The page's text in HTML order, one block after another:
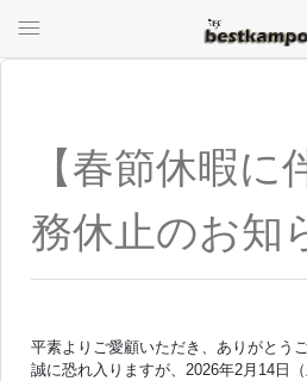
【春節休暇に
務休止のお知
平素よりご愛顧いただき、ありがとうご
誠に恐れ入りますが、2026年2月14日